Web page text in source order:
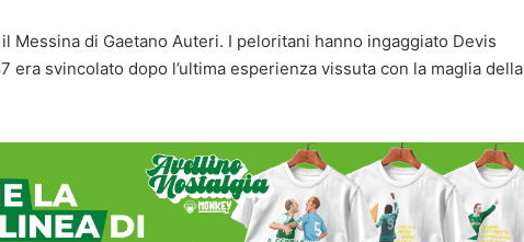
Messina di Gaetano Auteri. I peloritani hanno ingaggiato Devis
era svincolato dopo l’ultima esperienza vissuta con la maglia della